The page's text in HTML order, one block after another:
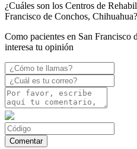
¿Cuáles son los Centros de
Francisco de Conchos, Chihuahua?
Como pacientes en San Francisco
interesa tu opinión